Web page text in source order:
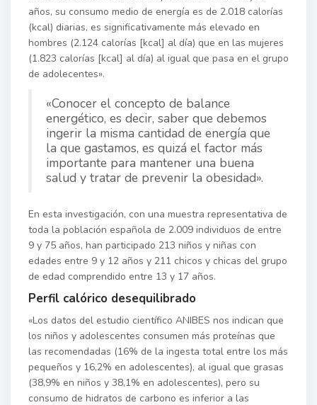
años, su consumo medio de energía es de 2.018 calorías
(kcal) diarias, es significativamente más elevado en
hombres (2.124 calorías [kcal] al día) que en las mujeres
(1.823 calorías [kcal] al día) al igual que pasa en el grupo
de adolecentes».
«Conocer el concepto de balance
energético, es decir, saber que debemos
ingerir la misma cantidad de energía que
la que gastamos, es quizá el factor más
importante para mantener una buena
salud y tratar de prevenir la obesidad».
En esta investigación, con una muestra representativa de
toda la población española de 2.009 individuos de entre
9 y 75 años, han participado 213 niños y niñas con
edades entre 9 y 12 años y 211 chicos y chicas del grupo
de edad comprendido entre 13 y 17 años.
Perfil calórico desequilibrado
«Los datos del estudio científico ANIBES nos indican que
los niños y adolescentes consumen más proteínas que
las recomendadas (16% de la ingesta total entre los más
pequeños y 16,2% en adolescentes), al igual que grasas
(38,9% en niños y 38,1% en adolescentes), pero su
consumo de hidratos de carbono es inferior a las